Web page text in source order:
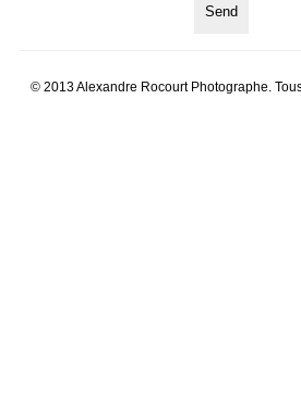
© 2013 Alexandre Rocourt Photographe.